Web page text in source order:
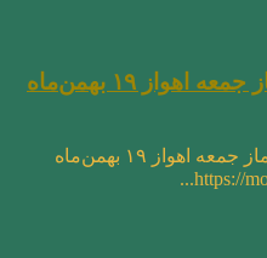
خطبه های عبادی سیاسی نماز جمعه اهواز ۱۹ بهمن‌ماه
صوت خطبه های عبادی سیاسی نماز جمعه اهواز ۱۹ بهمن‌ماه